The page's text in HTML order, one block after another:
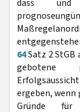
dass und
64Satz 2 StGB
gebotene
ergeben,
Gründe für